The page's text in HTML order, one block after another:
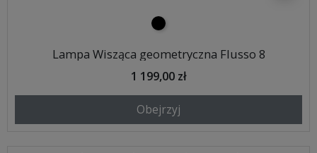
czarny
Lampa Wisząca geometryczna Flusso 8
1 199,00 zł
Obejrzyj